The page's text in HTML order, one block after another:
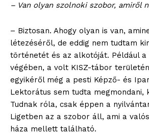
– Van olyan szolnoki szobor, amiről
– Biztosan. Ahogy olyan is van,
létezéséről, de eddig nem tudtam
történetét és az alkotóját. Például a
végében, a volt KISZ-tábor
egyikéről még a pesti Képző- és
Lektorátus sem tudta megmondani,
Tudnak róla, csak éppen a
Ligetben az a szobor áll, ami a
háza mellett található.